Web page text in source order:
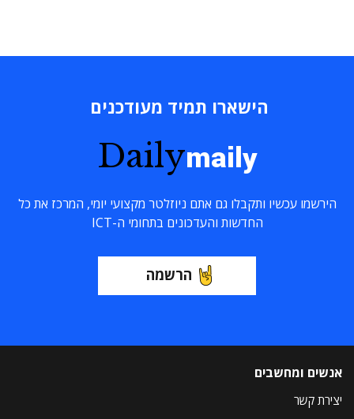
הישארו תמיד מעודכנים
Dailymaily
הירשמו עכשיו ותקבלו גם אתם ניוזלטר מקצועי יומי, המרכז את כל
החדשות והעדכונים בתחומי ה-ICT
הרשמה
אנשים ומחשבים
יצירת קשר